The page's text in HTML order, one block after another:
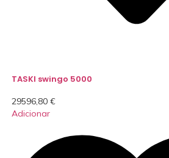
TASKI swingo 5000
29596,80 €
Adicionar